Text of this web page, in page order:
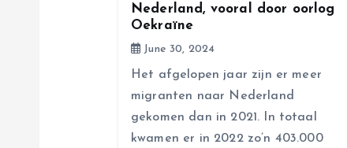
Nederland, vooral door oorlog
Oekraïne
June 30, 2024
Het afgelopen jaar zijn er meer
migranten naar Nederland
gekomen dan in 2021. In totaal
kwamen er in 2022 zo’n 403.000